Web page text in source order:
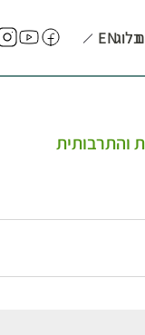
בלוגEN
והתרבותית